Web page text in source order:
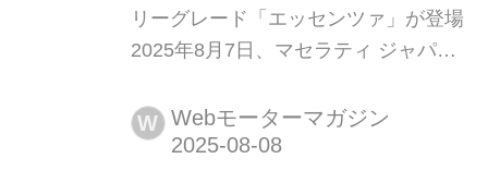
リーグレード「エッセンツァ」が登場
2025年8月7日、マセラティ ジャパン
(Grecale)」のラインナップに、1000万
円を下回る新グレード「エッセンツァ
W Webモーターマガジン